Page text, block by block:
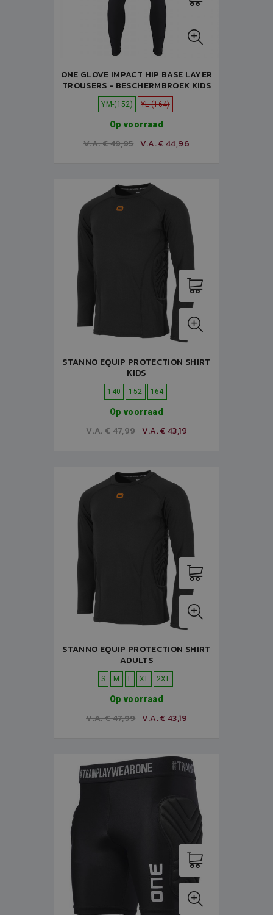
ONE GLOVE IMPACT HIP BASE LAYER
TROUSERS - BESCHERMBROEK KIDS
YM-(152) YL-(164)
Op voorraad
V.A. € 49,95 V.A. € 44,96
STANNO EQUIP PROTECTION SHIRT
KIDS
140 152 164
Op voorraad
V.A. € 47,99 V.A. € 43,19
STANNO EQUIP PROTECTION SHIRT
ADULTS
S M L XL 2XL
Op voorraad
V.A. € 47,99 V.A. € 43,19